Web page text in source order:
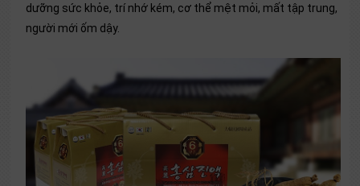
dưỡng sức khỏe, trí nhớ kém, cơ thể mệt mỏi, mất tập trung,
người mới ốm dậy.